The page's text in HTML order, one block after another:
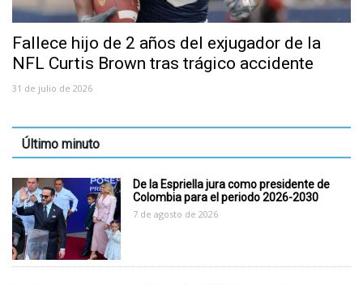
Fallece hijo de 2 años del exjugador de la
NFL Curtis Brown tras trágico accidente
31 de julio de 2026
Último minuto
De la Espriella jura como presidente de
Colombia para el periodo 2026-2030
7 de agosto de 2026